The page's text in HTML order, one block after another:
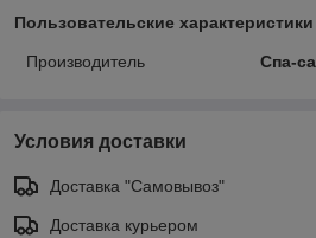
Пользовательские характеристики
Производитель Спа-
Условия доставки
Доставка "Самовывоз"
Доставка курьером